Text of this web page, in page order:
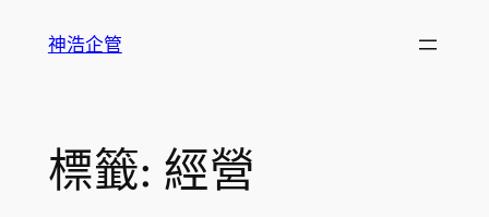
神浩企管
標籤: 經營